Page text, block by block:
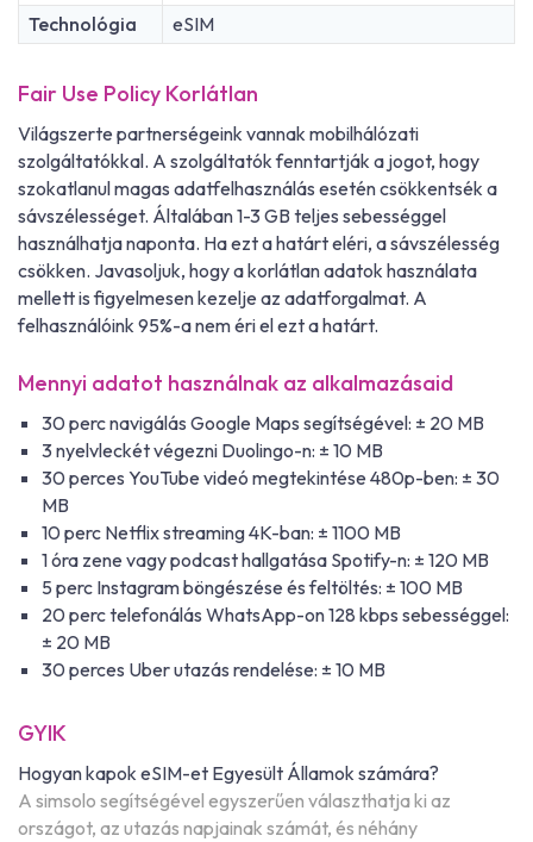
Technológia eSIM
Fair Use Policy Korlátlan
Világszerte partnerségeink vannak mobilhálózati
szolgáltatókkal. A szolgáltatók fenntartják a jogot, hogy
szokatlanul magas adatfelhasználás esetén csökkentsék a
sávszélességet. Általában 1-3 GB teljes sebességgel
használhatja naponta. Ha ezt a határt eléri, a sávszélesség
csökken. Javasoljuk, hogy a korlátlan adatok használata
mellett is figyelmesen kezelje az adatforgalmat. A
felhasználóink 95%-a nem éri el ezt a határt.
Mennyi adatot használnak az alkalmazásaid
30 perc navigálás Google Maps segítségével: ± 20 MB
3 nyelvleckét végezni Duolingo-n: ± 10 MB
30 perces YouTube videó megtekintése 480p-ben: ± 30
MB
10 perc Netflix streaming 4K-ban: ± 1100 MB
1 óra zene vagy podcast hallgatása Spotify-n: ± 120 MB
5 perc Instagram böngészése és feltöltés: ± 100 MB
20 perc telefonálás WhatsApp-on 128 kbps sebességgel:
± 20 MB
30 perces Uber utazás rendelése: ± 10 MB
GYIK
Hogyan kapok eSIM-et Egyesült Államok számára?
A simsolo segítségével egyszerűen választhatja ki az
országot, az utazás napjainak számát, és néhány